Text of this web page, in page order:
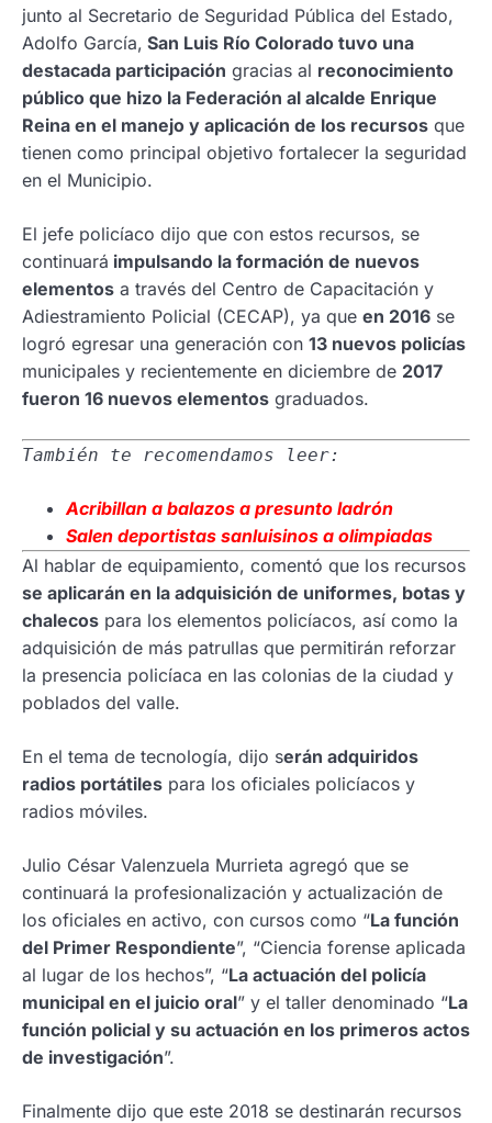
junto al Secretario de Seguridad Pública del Estado,
Adolfo García, San Luis Río Colorado tuvo una
destacada participación gracias al reconocimiento
público que hizo la Federación al alcalde Enrique
Reina en el manejo y aplicación de los recursos que
tienen como principal objetivo fortalecer la seguridad
en el Municipio.
El jefe policíaco dijo que con estos recursos, se
continuará impulsando la formación de nuevos
elementos a través del Centro de Capacitación y
Adiestramiento Policial (CECAP), ya que en 2016 se
logró egresar una generación con 13 nuevos policías
municipales y recientemente en diciembre de 2017
fueron 16 nuevos elementos graduados.
También te recomendamos leer:
Acribillan a balazos a presunto ladrón
Salen deportistas sanluisinos a olimpiadas
Al hablar de equipamiento, comentó que los recursos
se aplicarán en la adquisición de uniformes, botas y
chalecos para los elementos policíacos, así como la
adquisición de más patrullas que permitirán reforzar
la presencia policíaca en las colonias de la ciudad y
poblados del valle.
En el tema de tecnología, dijo serán adquiridos
radios portátiles para los oficiales policíacos y
radios móviles.
Julio César Valenzuela Murrieta agregó que se
continuará la profesionalización y actualización de
los oficiales en activo, con cursos como “La función
del Primer Respondiente”, “Ciencia forense aplicada
al lugar de los hechos”, “La actuación del policía
municipal en el juicio oral” y el taller denominado “La
función policial y su actuación en los primeros actos
de investigación”.
Finalmente dijo que este 2018 se destinarán recursos